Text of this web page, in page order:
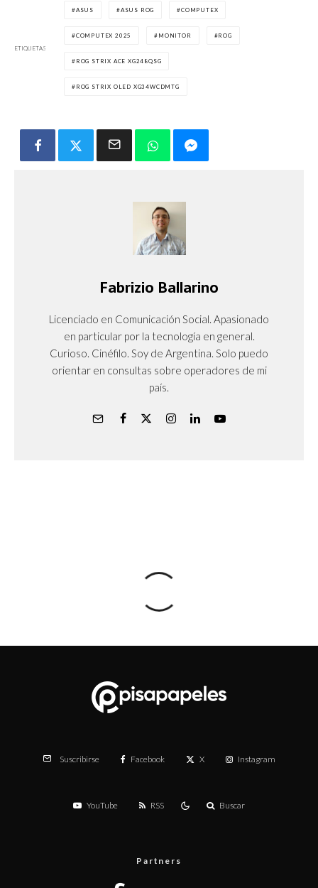
ETIQUETAS
ASUS ASUS ROG COMPUTEX
COMPUTEX 2025 MONITOR ROG
ROG STRIX ACE XG248QSG
ROG STRIX OLED XG34WCDMTG
Fabrizio Ballarino
Licenciado en Comunicación Social. Apasionado
en particular por la tecnología en general.
Curioso. Cinéfilo. Soy de Argentina. Solo puedo
orientar en consultas sobre operadores de mi
país.
Suscribirse Facebook X Instagram
YouTube RSS Buscar
Partners